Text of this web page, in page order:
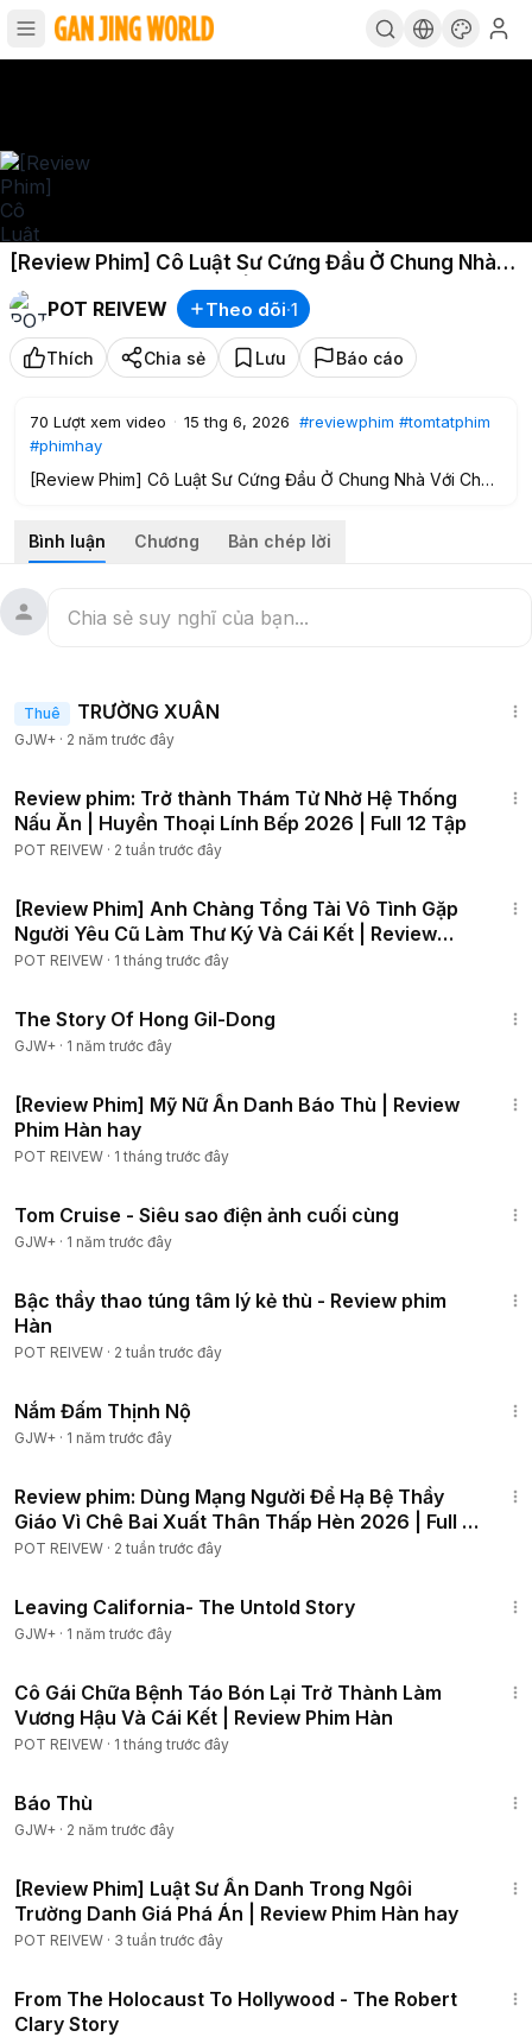
[Review Phim] Cô Luật Sư Cứng Đầu Ở Chung Nhà
Với Chủ Tịch Và Cái Kết | Lani Review Phim
POT REIVEW
Theo dõi·1
Thích Chia sẻ Lưu Báo cáo
70 Lượt xem video · 15 thg 6, 2026 #reviewphim #tomtatphim
#phimhay
[Review Phim] Cô Luật Sư Cứng Đầu Ở Chung Nhà Với Chủ
Hello các bạn đã đến với Kênh Lani All In One , Bọn mình sẽ
người tiện xem nha...
▬▬▬▬▬▬▬▬▬▬▬▬
This Video Are Owned By Their Respective Owners
♦ Copyright Disclaimer, Under Section 107 of the Copyright
as criticism, comment, news reporting, teaching,
scholarship, and research. Fair use is a use permitted by
copyright statute that might otherwise be infringing. Non-
of fair use.
© Bản Quyền Thuộc Về Lani All In One
© Copyright Lani All In One & Do not Reup
#tomtatphim
Bình luận Chương Bản chép lời
Thuê TRƯỜNG XUÂN
GJW+ · 2 năm trước đây
Review phim: Trở thành Thám Tử Nhờ Hệ Thống
Nấu Ăn | Huyền Thoại Lính Bếp 2026 | Full 12 Tập
POT REIVEW · 2 tuần trước đây
[Review Phim] Anh Chàng Tổng Tài Vô Tình Gặp
Người Yêu Cũ Làm Thư Ký Và Cái Kết | Review
Phim hay
POT REIVEW · 1 tháng trước đây
The Story Of Hong Gil-Dong
GJW+ · 1 năm trước đây
[Review Phim] Mỹ Nữ Ẩn Danh Báo Thù | Review
Phim Hàn hay
POT REIVEW · 1 tháng trước đây
Tom Cruise - Siêu sao điện ảnh cuối cùng
GJW+ · 1 năm trước đây
Bậc thầy thao túng tâm lý kẻ thù - Review phim
Hàn
POT REIVEW · 2 tuần trước đây
Nắm Đấm Thịnh Nộ
GJW+ · 1 năm trước đây
Review phim: Dùng Mạng Người Để Hạ Bệ Thầy
Giáo Vì Chê Bai Xuất Thân Thấp Hèn 2026 | Full 6
Tập
POT REIVEW · 2 tuần trước đây
Leaving California- The Untold Story
GJW+ · 1 năm trước đây
Cô Gái Chữa Bệnh Táo Bón Lại Trở Thành Làm
Vương Hậu Và Cái Kết | Review Phim Hàn
POT REIVEW · 1 tháng trước đây
Báo Thù
GJW+ · 2 năm trước đây
[Review Phim] Luật Sư Ẩn Danh Trong Ngôi
Trường Danh Giá Phá Án | Review Phim Hàn hay
POT REIVEW · 3 tuần trước đây
From The Holocaust To Hollywood - The Robert
Clary Story